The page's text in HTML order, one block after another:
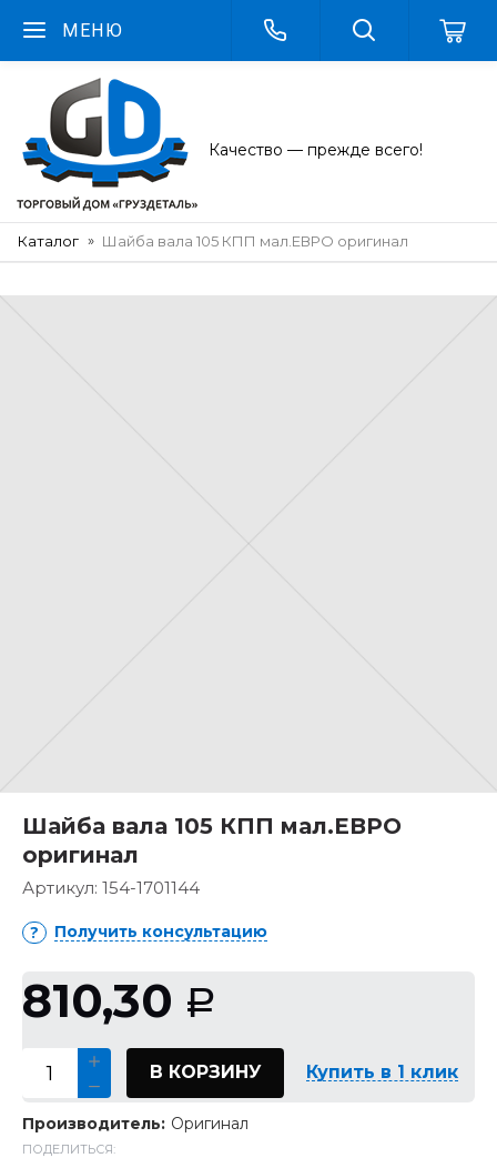
МЕНЮ
Качество — прежде всего!
Каталог Шайба вала 105 КПП мал.ЕВРО оригинал
Шайба вала 105 КПП мал.ЕВРО
оригинал
Артикул: 154-1701144
Получить консультацию
810,30 Р
В КОРЗИНУ Купить в 1 клик
Производитель: Оригинал
ПОДЕЛИТЬСЯ: